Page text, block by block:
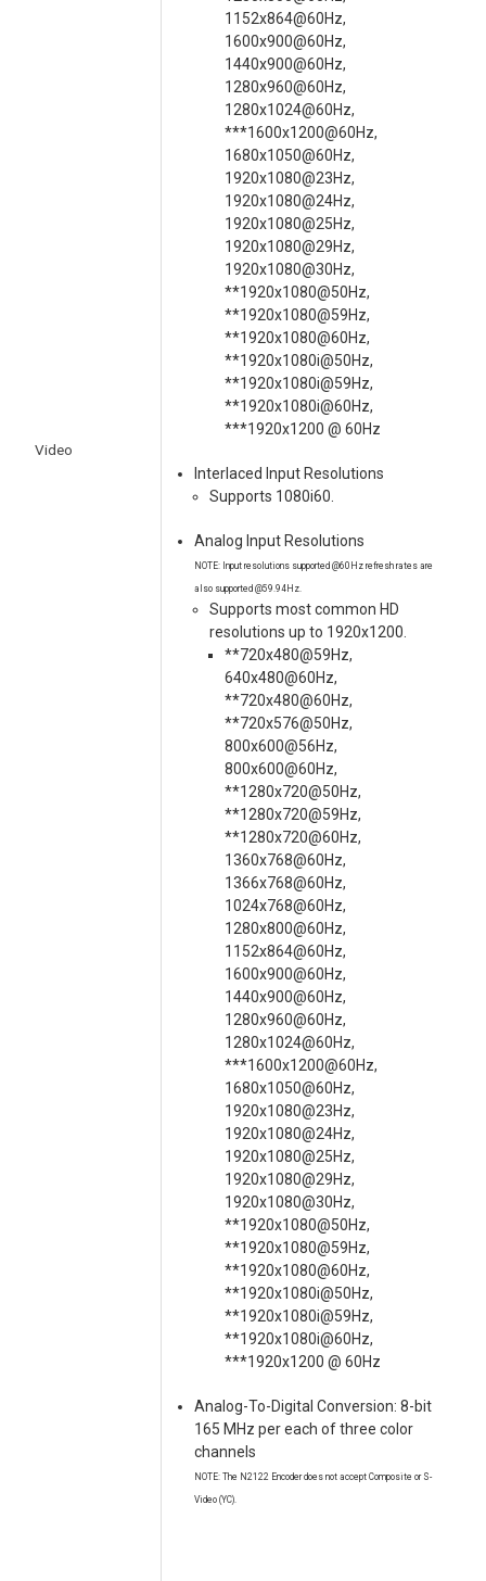
Video
1152x864@60Hz,
1600x900@60Hz,
1440x900@60Hz,
1280x960@60Hz,
1280x1024@60Hz,
***1600x1200@60Hz,
1680x1050@60Hz,
1920x1080@23Hz,
1920x1080@24Hz,
1920x1080@25Hz,
1920x1080@29Hz,
1920x1080@30Hz,
**1920x1080@50Hz,
**1920x1080@59Hz,
**1920x1080@60Hz,
**1920x1080i@50Hz,
**1920x1080i@59Hz,
**1920x1080i@60Hz,
***1920x1200 @ 60Hz
Interlaced Input Resolutions
Supports 1080i60.
Analog Input Resolutions
NOTE: Input resolutions supported @60Hz refresh rates are
also supported @59.94Hz.
Supports most common HD
resolutions up to 1920x1200.
**720x480@59Hz,
640x480@60Hz,
**720x480@60Hz,
**720x576@50Hz,
800x600@56Hz,
800x600@60Hz,
**1280x720@50Hz,
**1280x720@59Hz,
**1280x720@60Hz,
1360x768@60Hz,
1366x768@60Hz,
1024x768@60Hz,
1280x800@60Hz,
1152x864@60Hz,
1600x900@60Hz,
1440x900@60Hz,
1280x960@60Hz,
1280x1024@60Hz,
***1600x1200@60Hz,
1680x1050@60Hz,
1920x1080@23Hz,
1920x1080@24Hz,
1920x1080@25Hz,
1920x1080@29Hz,
1920x1080@30Hz,
**1920x1080@50Hz,
**1920x1080@59Hz,
**1920x1080@60Hz,
**1920x1080i@50Hz,
**1920x1080i@59Hz,
**1920x1080i@60Hz,
***1920x1200 @ 60Hz
Analog-To-Digital Conversion: 8-bit
165 MHz per each of three color
channels
NOTE: The N2122 Encoder does not accept Composite or S-
Video (YC).